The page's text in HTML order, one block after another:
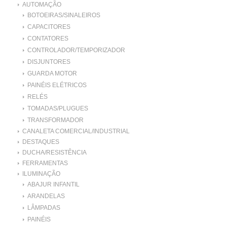
AUTOMAÇÃO
BOTOEIRAS/SINALEIROS
CAPACITORES
CONTATORES
CONTROLADOR/TEMPORIZADOR
DISJUNTORES
GUARDA MOTOR
PAINÉIS ELÉTRICOS
RELÉS
TOMADAS/PLUGUES
TRANSFORMADOR
CANALETA COMERCIAL/INDUSTRIAL
DESTAQUES
DUCHA/RESISTÊNCIA
FERRAMENTAS
ILUMINAÇÃO
ABAJUR INFANTIL
ARANDELAS
LÂMPADAS
PAINÉIS